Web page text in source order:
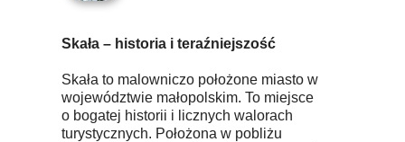
Skała – historia i teraźniejszość
Skała to malowniczo położone miasto w
województwie małopolskim. To miejsce
o bogatej historii i licznych walorach
turystycznych. Położona w pobliżu